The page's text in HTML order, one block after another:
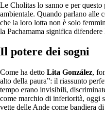
Le Cholitas lo sanno e per questo
ambientale. Quando parlano alle
che la loro lotta non è solo
la Pachamama significa difendere
Il potere dei sogni
Come ha detto Lita González,
alto della paura”: il riassunto
tempo erano invisibili,
come marchio di inferiorità, oggi
vette delle Ande come bandiera